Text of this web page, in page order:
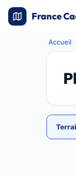
France
Accueil